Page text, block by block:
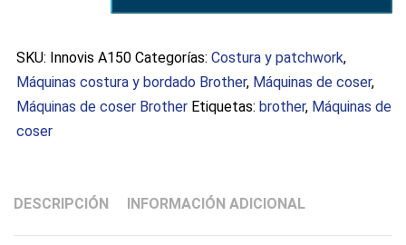
SKU: Innovis A150 Categorías: Costura y patchwork,
Máquinas costura y bordado Brother, Máquinas de coser,
Máquinas de coser Brother Etiquetas: brother, Máquinas de
coser
DESCRIPCIÓN INFORMACIÓN ADICIONAL